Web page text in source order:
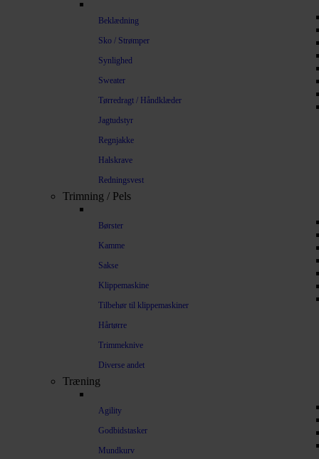
Beklædning
Sko / Strømper
Synlighed
Sweater
Tørredragt / Håndklæder
Jagtudstyr
Regnjakke
Halskrave
Redningsvest
Trimning / Pels
Børster
Kamme
Sakse
Klippemaskine
Tilbehør til klippemaskiner
Hårtørre
Trimmeknive
Diverse andet
Træning
Agility
Godbidstasker
Mundkurv